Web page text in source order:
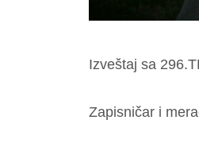
Izveštaj sa
Zapisničar i